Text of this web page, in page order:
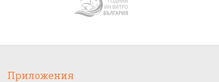
Приложения